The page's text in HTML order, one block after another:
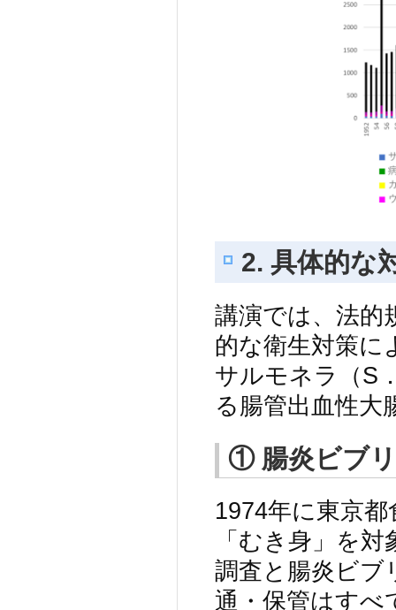
2. 具体的な
講演では、法的
的な衛生対策に
サルモネラ（S
る腸管出血性大
① 腸炎ビブ
1974年に東京
「むき身」を
調査と腸炎ビブ
通・保管はすべ